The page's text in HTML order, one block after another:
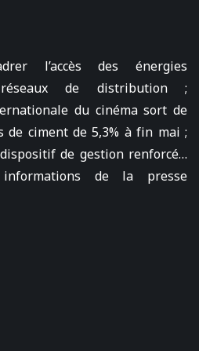
l’accès des énergies
de distribution ;
du cinéma sort de
de ciment de 5,3% à fin mai ;
de gestion renforcé…
de la presse